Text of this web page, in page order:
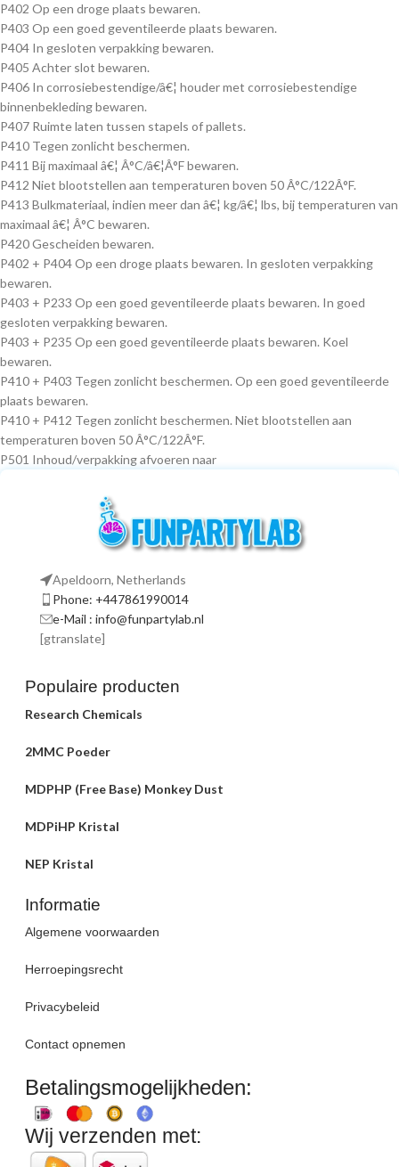
P402 Op een droge plaats bewaren.
P403 Op een goed geventileerde plaats bewaren.
P404 In gesloten verpakking bewaren.
P405 Achter slot bewaren.
P406 In corrosiebestendige/â€¦ houder met corrosiebestendige
binnenbekleding bewaren.
P407 Ruimte laten tussen stapels of pallets.
P410 Tegen zonlicht beschermen.
P411 Bij maximaal â€¦ Â°C/â€¦Â°F bewaren.
P412 Niet blootstellen aan temperaturen boven 50 Â°C/122Â°F.
P413 Bulkmateriaal, indien meer dan â€¦ kg/â€¦ lbs, bij temperaturen van
maximaal â€¦ Â°C bewaren.
P420 Gescheiden bewaren.
P402 + P404 Op een droge plaats bewaren. In gesloten verpakking
bewaren.
P403 + P233 Op een goed geventileerde plaats bewaren. In goed
gesloten verpakking bewaren.
P403 + P235 Op een goed geventileerde plaats bewaren. Koel
bewaren.
P410 + P403 Tegen zonlicht beschermen. Op een goed geventileerde
plaats bewaren.
P410 + P412 Tegen zonlicht beschermen. Niet blootstellen aan
temperaturen boven 50 Â°C/122Â°F.
P501 Inhoud/verpakking afvoeren naar
Apeldoorn, Netherlands
Phone: +447861990014
e-Mail : info@funpartylab.nl
[gtranslate]
Populaire producten
Research Chemicals
2MMC Poeder
MDPHP (Free Base) Monkey Dust
MDPiHP Kristal
NEP Kristal
Informatie
Algemene voorwaarden
Herroepingsrecht
Privacybeleid
Contact opnemen
Betalingsmogelijkheden:
Wij verzenden met: